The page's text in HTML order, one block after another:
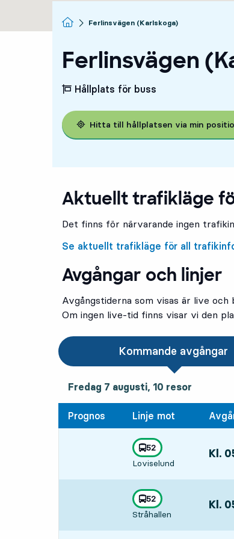
Startsida
Ferlinsvägen (Karlskoga)
Ferlinsvägen
Hållplats för buss
Hitta till hållplatsen via min
Aktuellt trafikläge
Det finns för närvarande ingen
Se aktuellt trafikläge för all
Avgångar och linjer
Avgångstiderna som visas är live och
Om ingen live-tid finns visar vi den
Kommande avgångar
fredag 7 augusti, 10 resor
Fredag 7 augusti, 10 resor
Prognos Linje mot
linje
52
mot
Loviselund
, Kl.
linje
52
mot
Stråhallen
, Kl.